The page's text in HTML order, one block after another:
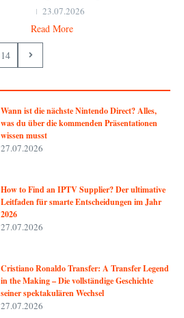
23.07.2026
Read More
14
Wann ist die nächste Nintendo Direct? Alles,
was du über die kommenden Präsentationen
wissen musst
27.07.2026
How to Find an IPTV Supplier? Der ultimative
Leitfaden für smarte Entscheidungen im Jahr
2026
27.07.2026
Cristiano Ronaldo Transfer: A Transfer Legend
in the Making – Die vollständige Geschichte
seiner spektakulären Wechsel
27.07.2026